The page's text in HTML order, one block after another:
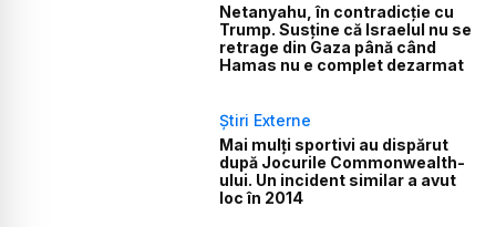
Netanyahu, în contradicție cu
Trump. Susține că Israelul nu se
retrage din Gaza până când
Hamas nu e complet dezarmat
Știri Externe
Mai mulți sportivi au dispărut
după Jocurile Commonwealth-
ului. Un incident similar a avut
loc în 2014